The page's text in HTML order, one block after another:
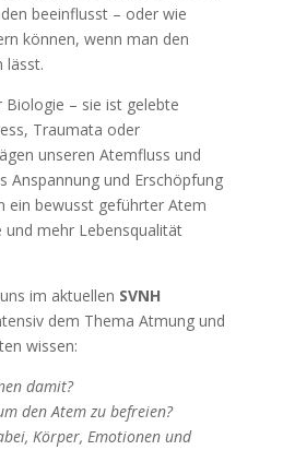
beeinflusst – oder wie
können, wenn man den
lässt.
– sie ist gelebte
Traumata oder
unseren Atemfluss und
Anspannung und Erschöpfung
ein bewusst geführter Atem
und mehr Lebensqualität
im aktuellen SVNH
dem Thema Atmung und
wissen:
damit?
den Atem zu befreien?
Körper, Emotionen und